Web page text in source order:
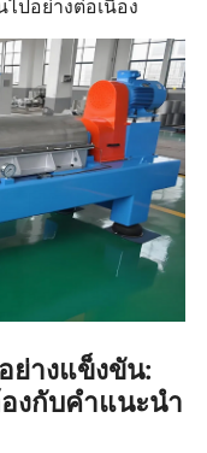
ปอย่างต่อเนื่อง
ย่างแข็งขัน:
งกับคำแนะนำ